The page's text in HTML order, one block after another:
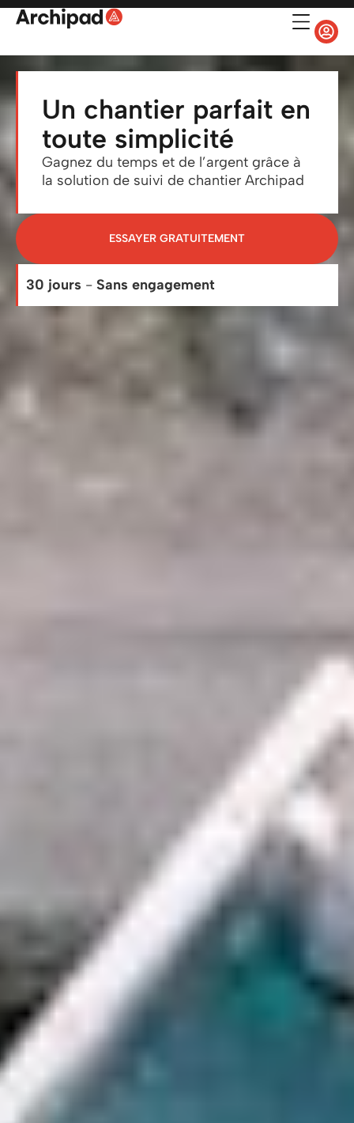
Un chantier parfait en
toute simplicité
Gagnez du temps et de l’argent grâce à
la solution de suivi de chantier Archipad
ESSAYER GRATUITEMENT
30 jours - Sans engagement